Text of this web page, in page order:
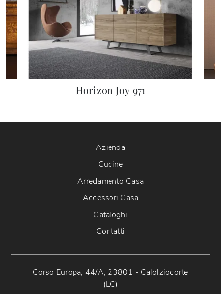
Horizon Joy 971
Azienda
Cucine
Arredamento Casa
Accessori Casa
Cataloghi
Contatti
Corso Europa, 44/A, 23801 - Calolziocorte
(LC)